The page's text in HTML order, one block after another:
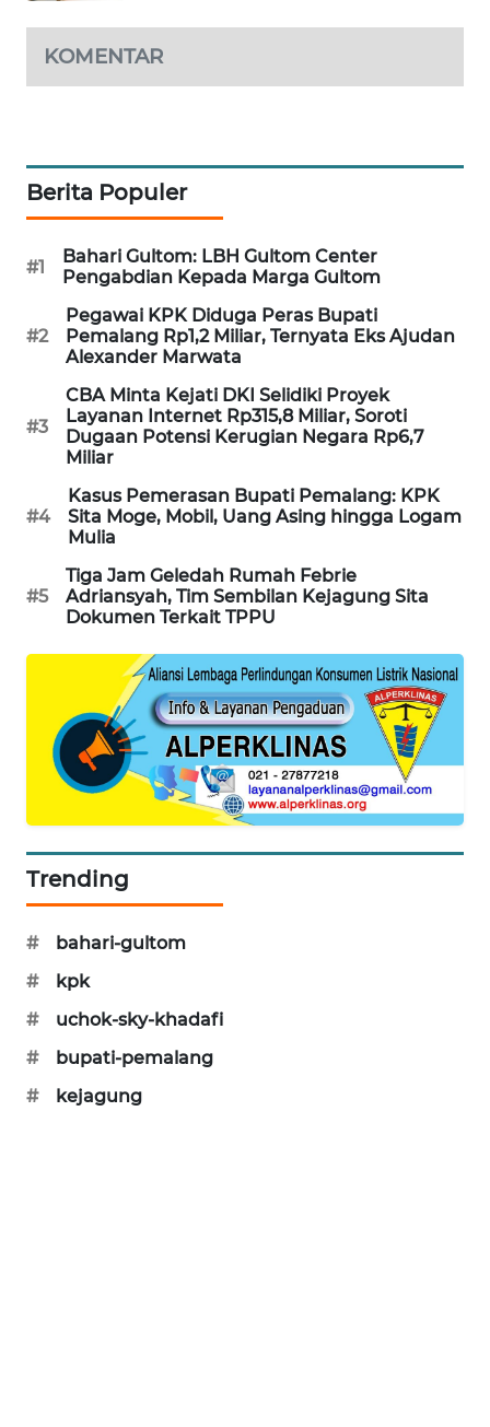
KOMENTAR
Berita Populer
#1
Bahari Gultom: LBH Gultom Center
Pengabdian Kepada Marga Gultom
#2
Pegawai KPK Diduga Peras Bupati
Pemalang Rp1,2 Miliar, Ternyata Eks Ajudan
Alexander Marwata
#3
CBA Minta Kejati DKI Selidiki Proyek
Layanan Internet Rp315,8 Miliar, Soroti
Dugaan Potensi Kerugian Negara Rp6,7
Miliar
#4
Kasus Pemerasan Bupati Pemalang: KPK
Sita Moge, Mobil, Uang Asing hingga Logam
Mulia
#5
Tiga Jam Geledah Rumah Febrie
Adriansyah, Tim Sembilan Kejagung Sita
Dokumen Terkait TPPU
Trending
#
bahari-gultom
#
kpk
#
uchok-sky-khadafi
#
bupati-pemalang
#
kejagung
WAHANA
TRAVEL
TV
ID
WAHANANEWS
CO ID
WAHANANEWS
NET
SPORT
UMKM
SELEB
WAHANA
PERSONA
WAHANA
OTOMOTIF
WAHANA
HEALTH
DESA
LAPAK
WAHANA